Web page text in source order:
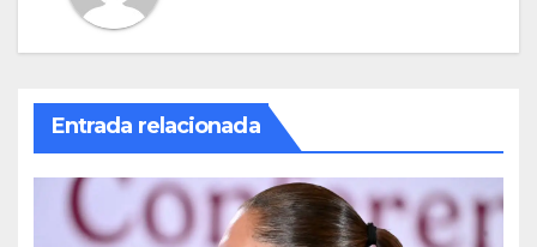
Entrada relacionada